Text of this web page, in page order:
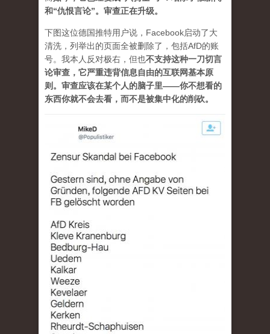
和“仇恨言论”。审查正在升级。
下图这位德国推特用户说，Facebook启动了大
清洗，列举出的页面全被删除了，包括AfD的账
号。我本人反对极右，但也不支持这种一刀切言
论审查，它严重违背信息自由的互联网基本原
则。审查应该在某个人的脑子里——你不想看的
东西你就不会去看，而不是被集中化的削砍。